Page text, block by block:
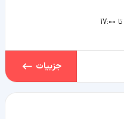
جزییات